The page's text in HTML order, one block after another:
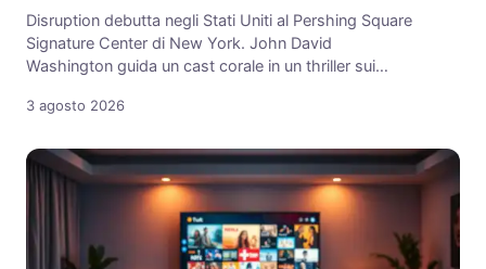
Disruption debutta negli Stati Uniti al Pershing Square
Signature Center di New York. John David
Washington guida un cast corale in un thriller sui…
3 agosto 2026